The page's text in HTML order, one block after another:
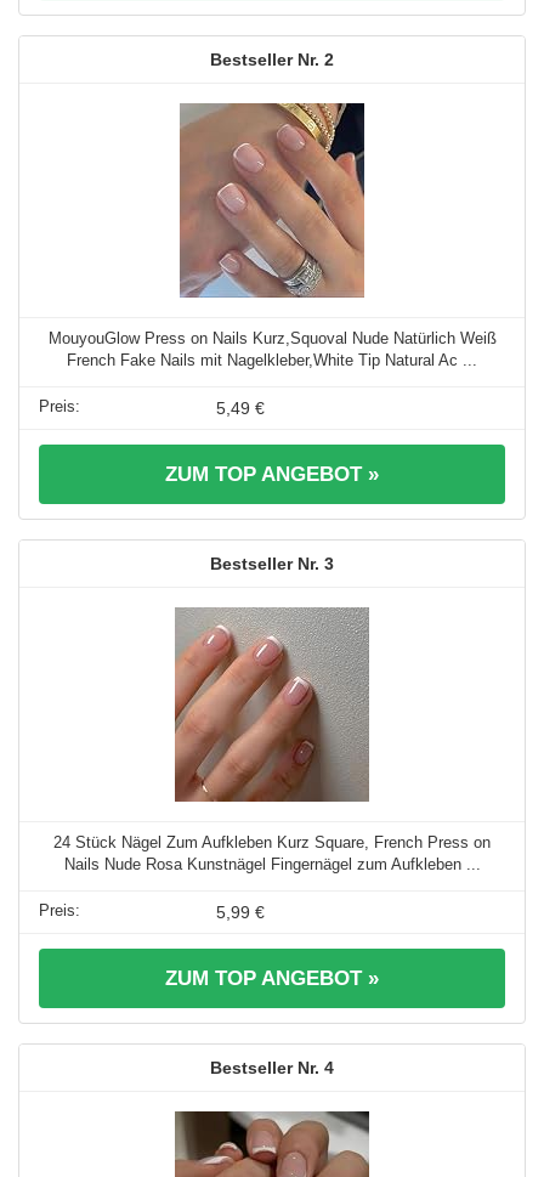
2
MouyouGlow Press on Nails Kurz,Squoval Nude Natürlich Weiß
French Fake Nails mit Nagelkleber,White Tip Natural Ac ...
5,49 €
ZUM TOP ANGEBOT »
3
24 Stück Nägel Zum Aufkleben Kurz Square, French Press on
Nails Nude Rosa Kunstnägel Fingernägel zum Aufkleben ...
5,99 €
ZUM TOP ANGEBOT »
4